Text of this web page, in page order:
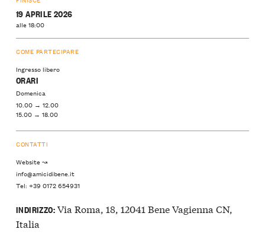
19 APRILE 2026
alle 18:00
COME PARTECIPARE
Ingresso libero
ORARI
Domenica
10.00 → 12.00
15.00 → 18.00
CONTATTI
Website ↝
info@amicidibene.it
Tel: +39 0172 654931
INDIRIZZO:Via Roma, 18, 12041 Bene Vagienna CN,
Italia